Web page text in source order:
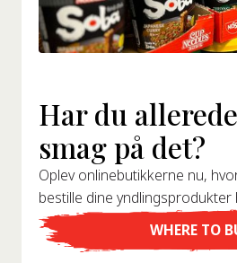
Har du
smag på det?
Oplev onlinebutikkerne nu,
bestille dine yndlingsprodukter
WHERE TO